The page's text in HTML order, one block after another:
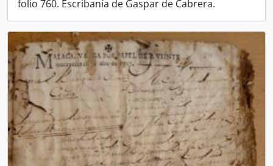
folio 760. Escribanía de Gaspar de Cabrera.